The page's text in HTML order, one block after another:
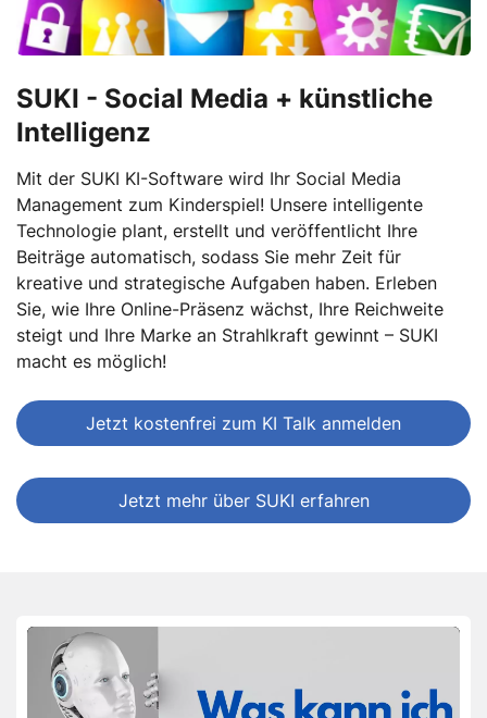
SUKI - Social Media + künstliche
Intelligenz
Mit der SUKI KI-Software wird Ihr Social Media
Management zum Kinderspiel! Unsere intelligente
Technologie plant, erstellt und veröffentlicht Ihre
Beiträge automatisch, sodass Sie mehr Zeit für
kreative und strategische Aufgaben haben. Erleben
Sie, wie Ihre Online-Präsenz wächst, Ihre Reichweite
steigt und Ihre Marke an Strahlkraft gewinnt – SUKI
macht es möglich!
Jetzt kostenfrei zum KI Talk anmelden
Jetzt mehr über SUKI erfahren